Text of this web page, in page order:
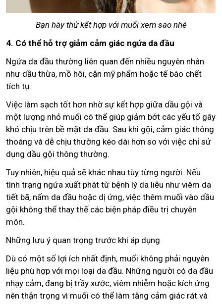
Bạn hãy thử kết hợp với muối xem sao nhé
4. Có thể hỗ trợ giảm cảm giác ngứa da đầu
Ngứa da đầu thường liên quan đến nhiều nguyên nhân
như dầu thừa, mồ hôi, cặn mỹ phẩm hoặc tế bào chết
tích tụ.
Việc làm sạch tốt hơn nhờ sự kết hợp giữa dầu gội và
một lượng nhỏ muối có thể giúp giảm bớt các yếu tố gây
khó chịu trên bề mặt da đầu. Sau khi gội, cảm giác thông
thoáng và dễ chịu thường kéo dài hơn so với việc chỉ sử
dụng dầu gội thông thường.
Tuy nhiên, hiệu quả sẽ khác nhau tùy từng người. Nếu
tình trạng ngứa xuất phát từ bệnh lý da liễu như viêm da
tiết bã, nấm da đầu hoặc dị ứng, việc thêm muối vào dầu
gội không thể thay thế các biện pháp điều trị chuyên
môn.
Những lưu ý quan trọng trước khi áp dụng
Dù có một số lợi ích nhất định, muối không phải nguyên
liệu phù hợp với mọi loại da đầu. Những người có da đầu
nhạy cảm, đang bị trầy xước, viêm nhiễm hoặc kích ứng
nên thận trọng vì muối có thể làm tăng cảm giác rát và